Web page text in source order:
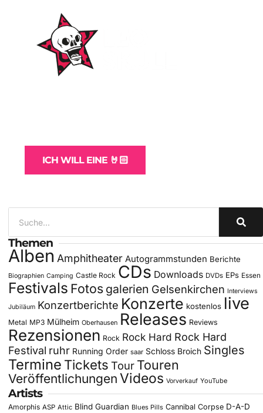
ICH WILL EINE 🤘🏻
Themen
Alben Amphitheater Autogrammstunden Berichte
Biographien Camping Castle Rock CDs Downloads DVDs EPs Essen
Festivals Fotos galerien Gelsenkirchen Interviews
Jubiläum Konzertberichte Konzerte kostenlos live
Metal MP3 Mülheim Oberhausen Releases Reviews
Rezensionen Rock Rock Hard Rock Hard
Festival ruhr Running Order saar Schloss Broich Singles
Termine Tickets Tour Touren
Veröffentlichungen Videos Vorverkauf YouTube
Artists
Amorphis ASP Attic Blind Guardian Blues Pills Cannibal Corpse D-A-D